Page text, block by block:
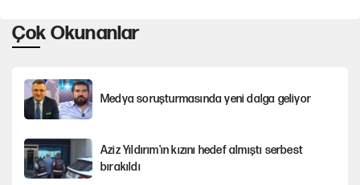
Çok Okunanlar
Medya soruşturmasında yeni dalga geliyor
Aziz Yıldırım'ın kızını hedef almıştı serbest
bırakıldı